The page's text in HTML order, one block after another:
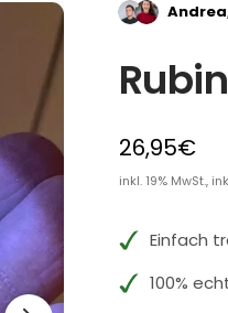
26,95€
inkl. 19% MwSt.,
Einfach
100%